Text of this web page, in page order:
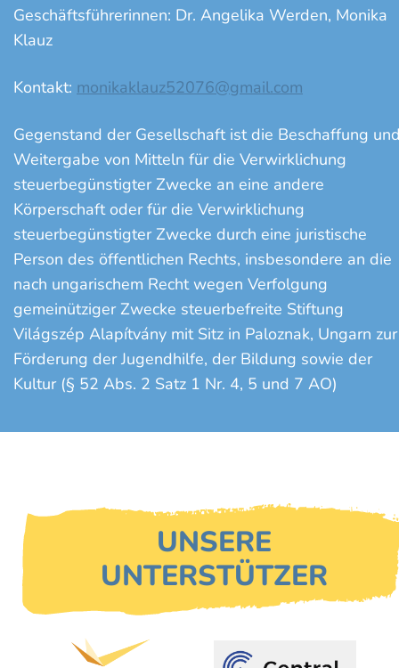
Geschäftsführerinnen: Dr. Angelika Werden, Monika
Klauz
Kontakt: monikaklauz52076@gmail.com
Gegenstand der Gesellschaft ist die Beschaffung
Weitergabe von Mitteln für die Verwirklichung
steuerbegünstigter Zwecke an eine andere
Körperschaft oder für die Verwirklichung
steuerbegünstigter Zwecke durch eine juristische
Person des öffentlichen Rechts, insbesondere an die
nach ungarischem Recht wegen Verfolgung
gemeinütziger Zwecke steuerbefreite Stiftung
Világszép Alapítvány mit Sitz in Paloznak, Ungarn zur
Förderung der Jugendhilfe, der Bildung sowie der
Kultur (§ 52 Abs. 2 Satz 1 Nr. 4, 5 und 7 AO)
UNSERE
UNTERSTÜTZER